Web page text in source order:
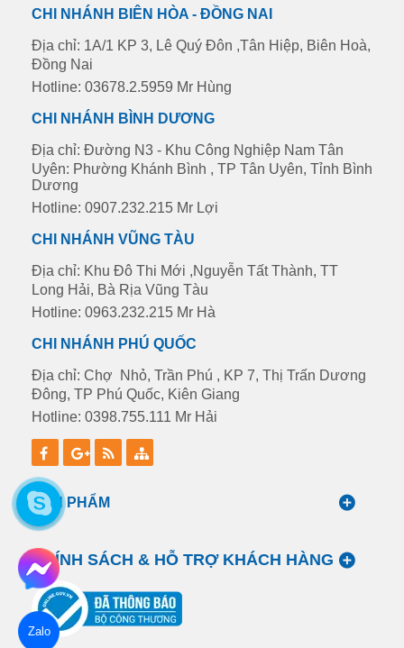
CHI NHÁNH BIÊN HÒA - ĐỒNG NAI
Địa chỉ: 1A/1 KP 3, Lê Quý Đôn ,Tân Hiệp, Biên Hoà,
Đồng Nai
Hotline: 03678.2.5959 Mr Hùng
CHI NHÁNH BÌNH DƯƠNG
Địa chỉ: Đường N3 - Khu Công Nghiệp Nam Tân
Uyên: Phường Khánh Bình , TP Tân Uyên, Tỉnh Bình
Dương
Hotline: 0907.232.215 Mr Lợi
CHI NHÁNH VŨNG TÀU
Địa chỉ: Khu Đô Thi Mới ,Nguyễn Tất Thành, TT
Long Hải, Bà Rịa Vũng Tàu
Hotline: 0963.232.215 Mr Hà
CHI NHÁNH PHÚ QUỐC
Địa chỉ: Chợ Nhỏ, Trần Phú , KP 7, Thị Trấn Dương
Đông, TP Phú Quốc, Kiên Giang
Hotline: 0398.755.111 Mr Hải
SẢN PHẨM
CHÍNH SÁCH & HỖ TRỢ KHÁCH HÀNG
Zalo